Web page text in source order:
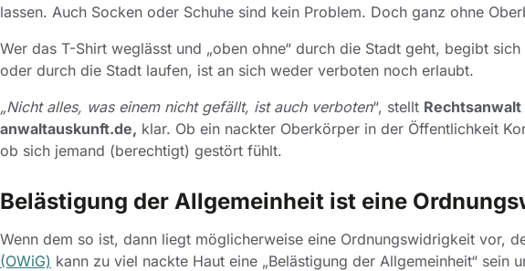
lassen. Auch Socken oder Schuhe sind kein Problem. Doch ganz ohne
Wer das T-Shirt weglässt und „oben ohne“ durch die Stadt geht, begibt
oder durch die Stadt laufen, ist an sich weder verboten noch erlaubt.
„Nicht alles, was einem nicht gefällt, ist auch verboten“, stellt
anwaltauskunft.de, klar. Ob ein nackter Oberkörper in der Öffentlichkeit
ob sich jemand (berechtigt) gestört fühlt.
Belästigung der Allgemeinheit ist eine
Wenn dem so ist, dann liegt möglicherweise eine Ordnungswidrigkeit vor,
(OWiG) kann zu viel nackte Haut eine „Belästigung der Allgemeinheit“ sein